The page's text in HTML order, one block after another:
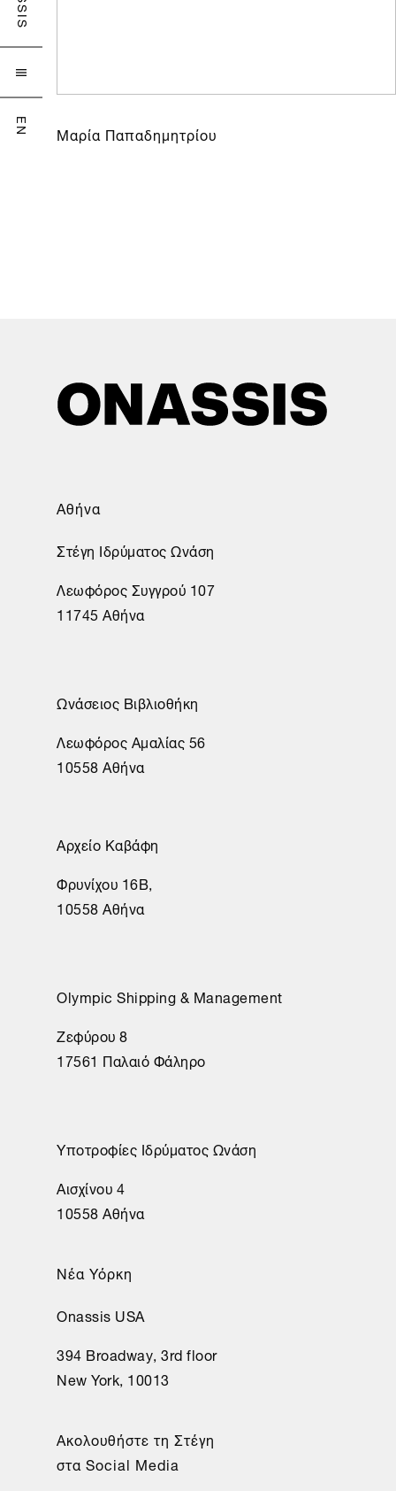

EN Μαρία Παπαδημητρίου
Αθήνα
Στέγη Ιδρύματος Ωνάση
Λεωφόρος Συγγρού 107
11745 Αθήνα
Ωνάσειος Βιβλιοθήκη
Λεωφόρος Αμαλίας 56
10558 Αθήνα
Αρχείο Καβάφη
Φρυνίχου 16Β,
10558 Αθήνα
Olympic Shipping & Management
Ζεφύρου 8
17561 Παλαιό Φάληρο
Υποτροφίες Ιδρύματος Ωνάση
Αισχίνου 4
10558 Αθήνα
Νέα Υόρκη
Onassis USA
394 Broadway, 3rd floor
New York, 10013
Ακολουθήστε τη Στέγη
στα Social Media